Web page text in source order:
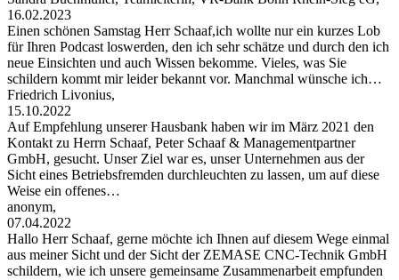
16.02.2023
Einen schönen Samstag Herr Schaaf,ich wollte nur ein kurzes Lob
für Ihren Podcast loswerden, den ich sehr schätze und durch den ich
neue Einsichten und auch Wissen bekomme. Vieles, was Sie
schildern kommt mir leider bekannt vor. Manchmal wünsche ich…
Friedrich Livonius,
15.10.2022
Auf Empfehlung unserer Hausbank haben wir im März 2021 den
Kontakt zu Herrn Schaaf, Peter Schaaf & Managementpartner
GmbH, gesucht. Unser Ziel war es, unser Unternehmen aus der
Sicht eines Betriebsfremden durchleuchten zu lassen, um auf diese
Weise ein offenes…
anonym,
07.04.2022
Hallo Herr Schaaf, gerne möchte ich Ihnen auf diesem Wege einmal
aus meiner Sicht und der Sicht der ZEMASE CNC-Technik GmbH
schildern, wie ich unsere gemeinsame Zusammenarbeit empfunden